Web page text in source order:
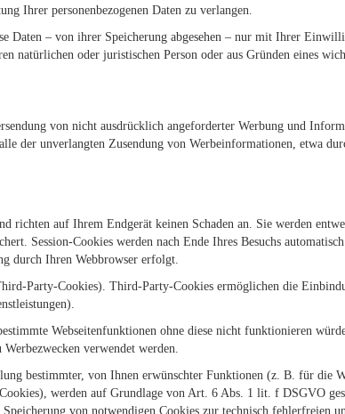
Ihrer personenbezogenen Daten zu verlangen.
Daten – von ihrer Speicherung abgesehen – nur mit Ihrer
natürlichen oder juristischen Person oder aus Gründen eines
von nicht ausdrücklich angeforderter Werbung und
der unverlangten Zusendung von Werbeinformationen, etwa
richten auf Ihrem Endgerät keinen Schaden an. Sie werden
Session-Cookies werden nach Ende Ihres Besuchs
durch Ihren Webbrowser erfolgt.
Party-Cookies). Third-Party-Cookies ermöglichen die
Webseitenfunktionen ohne diese nicht funktionieren
verwendet werden.
bestimmter, von Ihnen erwünschter Funktionen (z. B. für die
werden auf Grundlage von Art. 6 Abs. 1 lit. f DSGVO
von notwendigen Cookies zur technisch fehlerfreien